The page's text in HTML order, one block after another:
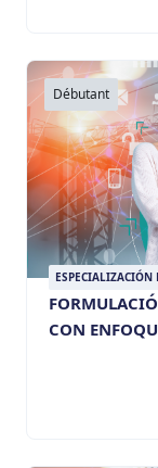
Débutant
ESPECIALIZACIÓN
CON